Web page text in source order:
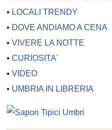
• LOCALI TRENDY
• DOVE ANDIAMO A CENA
•VIVERE LA NOTTE
•CURIOSITA'
•VIDEO
• UMBRIA IN LIBRERIA